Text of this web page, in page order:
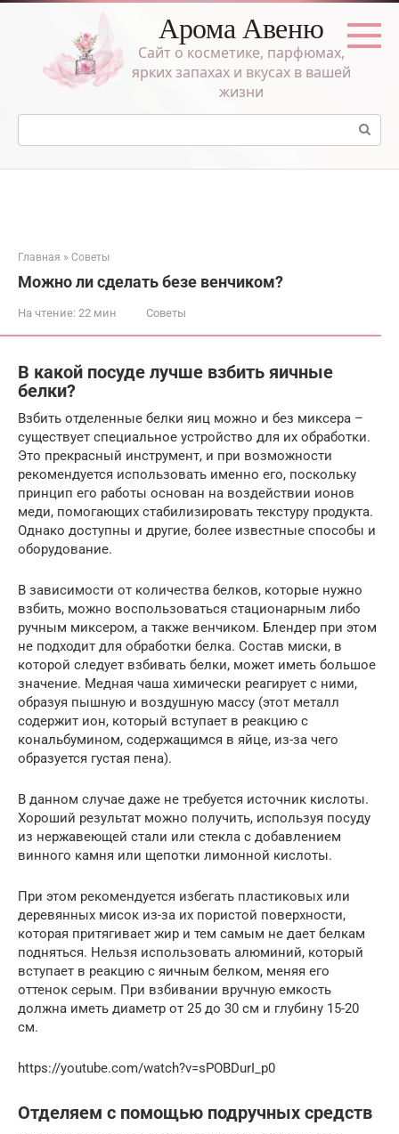
Перейти
Арома Авеню
Сайт о косметике, парфюмах,
ярких запахах и вкусах в вашей
жизни
Поиск:
Главная » Советы
Можно ли сделать безе венчиком?
На чтение: 22 мин Советы
В какой посуде лучше взбить яичные
белки?
Взбить отделенные белки яиц можно и без миксера –
существует специальное устройство для их обработки.
Это прекрасный инструмент, и при возможности
рекомендуется использовать именно его, поскольку
принцип его работы основан на воздействии ионов
меди, помогающих стабилизировать текстуру продукта.
Однако доступны и другие, более известные способы и
оборудование.
В зависимости от количества белков, которые нужно
взбить, можно воспользоваться стационарным либо
ручным миксером, а также венчиком. Блендер при этом
не подходит для обработки белка. Состав миски, в
которой следует взбивать белки, может иметь большое
значение. Медная чаша химически реагирует с ними,
образуя пышную и воздушную массу (этот металл
содержит ион, который вступает в реакцию с
кональбумином, содержащимся в яйце, из-за чего
образуется густая пена).
В данном случае даже не требуется источник кислоты.
Хороший результат можно получить, используя посуду
из нержавеющей стали или стекла с добавлением
винного камня или щепотки лимонной кислоты.
При этом рекомендуется избегать пластиковых или
деревянных мисок из-за их пористой поверхности,
которая притягивает жир и тем самым не дает белкам
подняться. Нельзя использовать алюминий, который
вступает в реакцию с яичным белком, меняя его
оттенок серым. При взбивании вручную емкость
должна иметь диаметр от 25 до 30 см и глубину 15-20
см.
https://youtube.com/watch?v=sPOBDurI_p0
Отделяем с помощью подручных средств